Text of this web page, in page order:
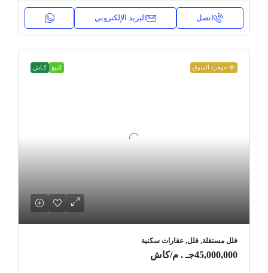
اتصل البريد الإلكتروني
💎 جوهرة السوق للبيع كـاش
فلل مستقلة, فلل, عقارات سكنية
45,000,000جـ . م /كاش